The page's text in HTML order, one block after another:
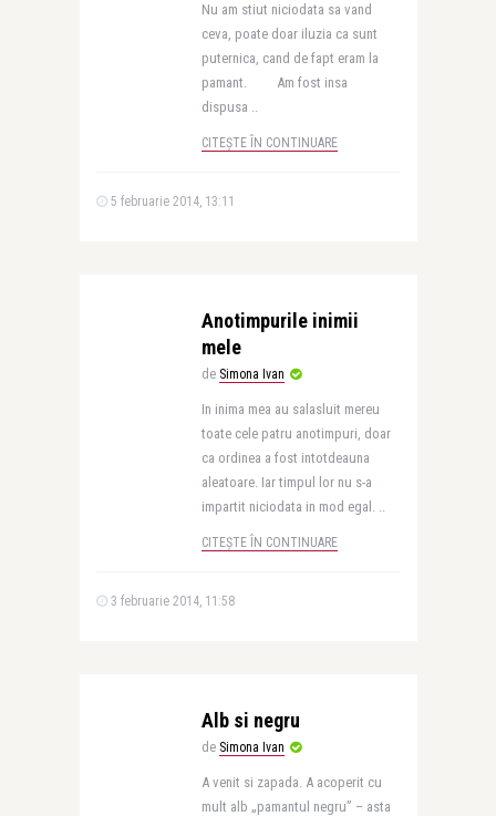
Nu am stiut niciodata sa vand
ceva, poate doar iluzia ca sunt
puternica, cand de fapt eram la
pamant. Am fost insa
dispusa ..
CITEȘTE ÎN CONTINUARE
5 februarie 2014, 13:11
Anotimpurile inimii
mele
de Simona Ivan
In inima mea au salasluit mereu
toate cele patru anotimpuri, doar
ca ordinea a fost intotdeauna
aleatoare. Iar timpul lor nu s-a
impartit niciodata in mod egal. ..
CITEȘTE ÎN CONTINUARE
3 februarie 2014, 11:58
Alb si negru
de Simona Ivan
A venit si zapada. A acoperit cu
mult alb „pamantul negru” – asta